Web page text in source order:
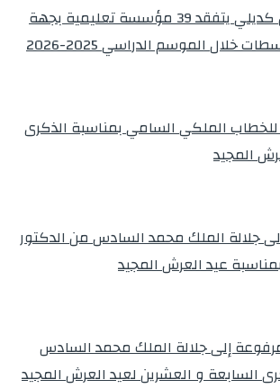
الدكتور نوفل كديلي يتفقد 39 مؤسسة تعليمية بجهة
خلال الموسم الدراسي 2025-2026
الملكي السامي بمناسبة الذكرى
جلالة الملك محمد السادس من الدكتور
عيد العرش المجيد
إلى جلالة الملك محمد السادس
السابعة و العشرين لعيد العرش المجيد